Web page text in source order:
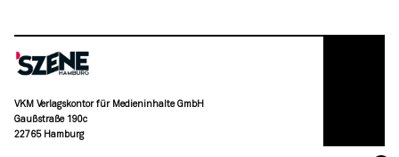
VKM Verlagskontor für Medieninhalte GmbH
Gaußstraße 190c
22765 Hamburg